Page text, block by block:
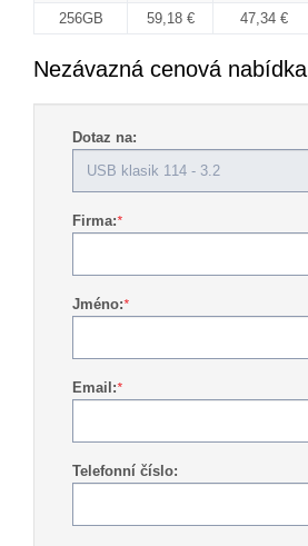
256GB
59,18 € 47,34 €
Nezávazná cenová nabídka
Dotaz na:
Firma:*
Jméno:*
Email:*
Telefonní číslo: